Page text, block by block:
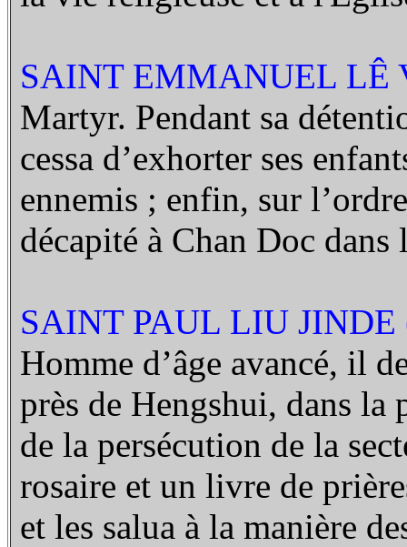
SAINT EMMANUEL LÊ
Martyr. Pendant sa
cessa d’exhorter ses
ennemis ; enfin, sur
décapité à Chan Doc dans
SAINT PAUL LIU JINDE
Homme d’âge avancé, il
près de Hengshui, dans
de la persécution de la
rosaire et un livre de
et les salua à la manière